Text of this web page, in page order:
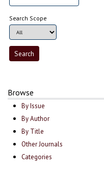
Search Scope
Browse
By Issue
By Author
By Title
Other Journals
Categories